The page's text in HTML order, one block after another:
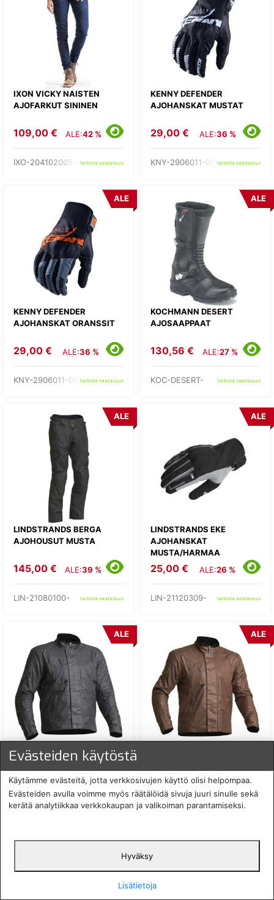
IXON VICKY NAISTEN
AJOFARKUT SININEN
109,00 € ALE:42 %
IXO-204102005-04-tarkista saatavuus
KENNY DEFENDER
AJOHANSKAT MUSTAT
29,00 € ALE:36 %
KNY-2906011-09-tarkista saatavuus
KENNY DEFENDER
AJOHANSKAT ORANSSIT
ALE
29,00 € ALE:36 %
KNY-2906011-06-tarkista saatavuus
KOCHMANN DESERT
AJOSAAPPAAT
ALE
130,56 € ALE:27 %
KOC-DESERT- tarkista saatavuus
LINDSTRANDS BERGA
AJOHOUSUT MUSTA
ALE
145,00 € ALE:39 %
LIN-21080100- tarkista saatavuus
LINDSTRANDS EKE
AJOHANSKAT
MUSTA/HARMAA
ALE
25,00 € ALE:26 %
LIN-21120309- tarkista saatavuus
VAHAPINTAINEN
TEKSTIILITAKKIMUSTA
ALE
169,00 € 43 %
TEKSTIILITAKKIRUSKEA
ALE
169,00 € 43 %
ALE
Evästeiden käytöstä
Käytämme evästeitä, jotta verkkosivujen käyttö olisi helpompaa.
Evästeiden avulla voimme myös räätälöidä sivuja juuri sinulle sekä
kerätä analytiikkaa verkkokaupan ja valikoiman parantamiseksi.
Hyväksy
Lisätietoja